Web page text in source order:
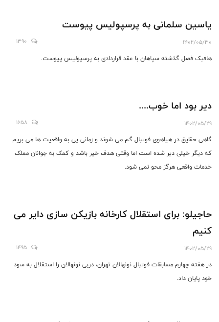
یاسین سلمانی به پرسپولیس پیوست
1402/05/30
1390
هافبک فصل گذشته سپاهان با عقد قراردادی به پرسپولیس پیوست.
دیر بود اما خوب....
1402/05/29
1658
گاهی حقایق در هیاهوی فوتبال گم می شوند و زمانی پی به واقعیت ها می بریم
که دیگر خیلی دیر شده است اما وقتی هدف خیر باشد و کمک به جوانان مملک
خدمات واقعی هرگز محو نمی شود.
حاجیلو: برای استقلال کارخانه بازیکن سازی دایر می
کنیم
1402/05/29
1495
در هفته چهارم مسابقات فوتبال نونهالان تهران، دربی نونهالان را استقلال به سود
خود پایان داد.